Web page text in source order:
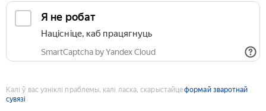
Я не робат
Націсніце, каб працягнуць
SmartCaptcha by Yandex Cloud
Калі ў вас узніклі праблемы, калі ласка, скарыстайцеформай зваротнай
сувязі